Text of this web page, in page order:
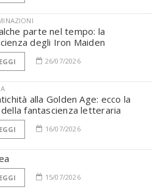
parte nel tempo: la
degli Iron Maiden
26/07/2026
alla Golden Age: ecco la
fantascienza letteraria
16/07/2026
15/07/2026